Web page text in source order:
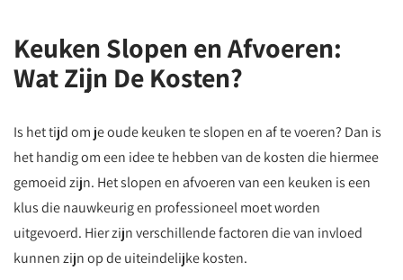
Keuken Slopen en Afvoeren:
Wat Zijn De Kosten?
Is het tijd om je oude keuken te slopen en af te voeren? Dan is
het handig om een idee te hebben van de kosten die hiermee
gemoeid zijn. Het slopen en afvoeren van een keuken is een
klus die nauwkeurig en professioneel moet worden
uitgevoerd. Hier zijn verschillende factoren die van invloed
kunnen zijn op de uiteindelijke kosten.